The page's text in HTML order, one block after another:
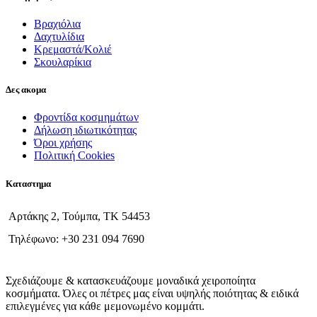
Βραχιόλια
Δαχτυλίδια
Κρεμαστά/Κολιέ
Σκουλαρίκια
Δες ακομα
Φροντίδα κοσμημάτων
Δήλωση ιδιωτικότητας
Όροι χρήσης
Πολιτική Cookies
Καταστημα
Αρτάκης 2, Τούμπα, ΤΚ 54453
Τηλέφωνο: +30 231 094 7690
Σχεδιάζουμε & κατασκευάζουμε μοναδικά χειροποίητα
κοσμήματα. Όλες οι πέτρες μας είναι υψηλής ποιότητας & ειδικά
επιλεγμένες για κάθε μεμονωμένο κομμάτι.